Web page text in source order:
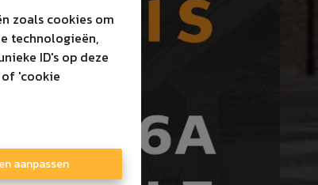
zoals cookies om
technologieën,
ID's op deze
'cookie
aanpassen